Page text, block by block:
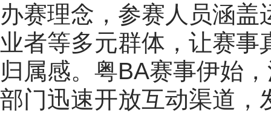
办赛理念，参赛人员涵
业者等多元群体，让赛
归属感。粤BA赛事伊始
部门迅速开放互动渠道，